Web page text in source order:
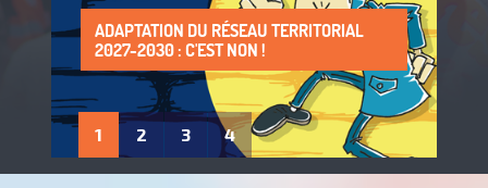
ADAPTATION DU RÉSEAU TERRITORIAL
2027-2030 : C'EST NON !
SANS NOUS, PLUS DE SERVICES PUBLICS !
LA PROTECTION DE LA SANTÉ AU TRAVAIL
: UN DROIT À FAIRE VIVRE !
ADHÈRE À SOLIDAIRES FINANCES
PUBLIQUES
1 2 3 4